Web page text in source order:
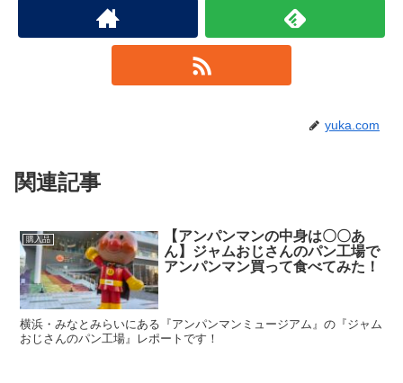
yuka.com
関連記事
購入品
【アンパンマンの中身は〇〇あ
ん】ジャムおじさんのパン工場で
アンパンマン買って食べてみた！
横浜・みなとみらいにある『アンパンマンミュージアム』の『ジャム
おじさんのパン工場』レポートです！